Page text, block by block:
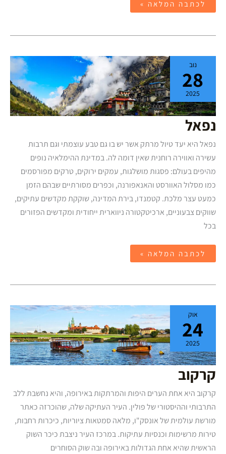
לכתבה המלאה »
נוב
28
2025
נפאל
נפאל היא יעד טיול מרתק אשר יש בו גם טבע עוצמתי וגם תרבות
עשירה ואווירה רוחנית שאין דומה לה. במדינת ההימלאיה נופים
מהיפים בעולם: פסגות מושלגות, עמקים ירוקים, טרקים מפורסמים
כמו מסלול האוורסט והאנאפורנה, וכפרים מסורתיים שבהם הזמן
כמעט עצר מלכת. קטמנדו, בירת המדינה, שוקקת מקדשים עתיקים,
שווקים צבעוניים, ארכיטקטורה ניווארית ייחודית ומקדשים הפזורים
בכל
נפאל
לכתבה המלאה »
אוק
24
2025
קרקוב
קרקוב היא אחת הערים היפות והמרתקות באירופה, והיא נחשבת ללב
התרבותי וההיסטורי של פולין. העיר העתיקה שלה, שהוכרזה כאתר
מורשת עולמית של אונסק"ו, מלאה סמטאות ציוריות, כיכרות רחבות,
טירות מרשימות וכנסיות עתיקות. במרכז העיר ניצבת כיכר השוק
הראשית שהיא אחת הגדולות באירופה ובה שוק הסוחרים